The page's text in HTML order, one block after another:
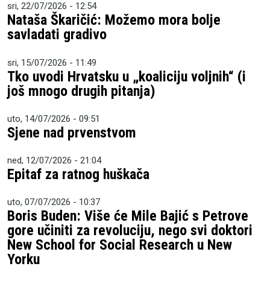
sri, 22/07/2026 - 12:54
Nataša Škaričić: Možemo mora bolje
savladati gradivo
sri, 15/07/2026 - 11:49
Tko uvodi Hrvatsku u „koaliciju voljnih“ (i
još mnogo drugih pitanja)
uto, 14/07/2026 - 09:51
Sjene nad prvenstvom
ned, 12/07/2026 - 21:04
Epitaf za ratnog huškača
uto, 07/07/2026 - 10:37
Boris Buden: Više će Mile Bajić s Petrove
gore učiniti za revoluciju, nego svi doktori
New School for Social Research u New
Yorku